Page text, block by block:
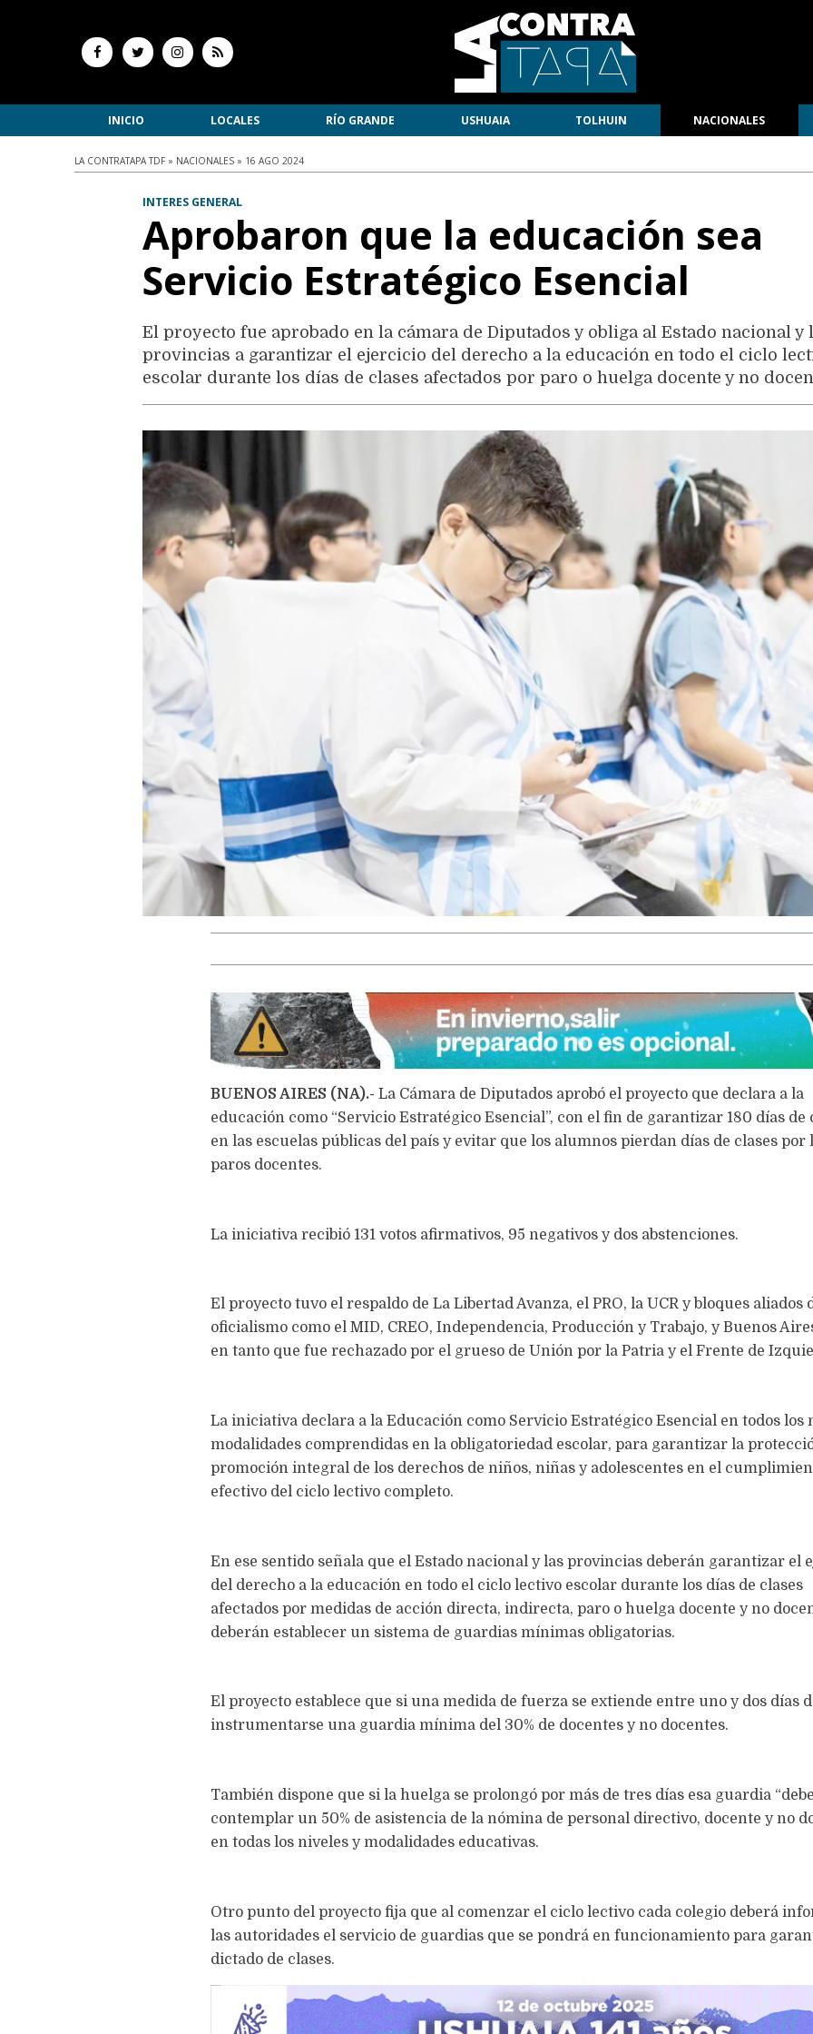
INICIO LOCALES RÍO GRANDE USHUAIA TOLHUIN NACIONALES
LA CONTRATAPA TDF » NACIONALES » 16 AGO 2024
INTERES GENERAL
Aprobaron que la educación sea
Servicio Estratégico Esencial
El proyecto fue aprobado en la cámara de Diputados y obliga al Estado nacional y
provincias a garantizar el ejercicio del derecho a la educación en todo el ciclo
escolar durante los días de clases afectados por paro o huelga docente y no
BUENOS AIRES (NA).- La Cámara de Diputados aprobó el proyecto que declara a la
educación como “Servicio Estratégico Esencial”, con el fin de garantizar 180 días de
en las escuelas públicas del país y evitar que los alumnos pierdan días de clases por
paros docentes.
La iniciativa recibió 131 votos afirmativos, 95 negativos y dos abstenciones.
El proyecto tuvo el respaldo de La Libertad Avanza, el PRO, la UCR y bloques aliados
oficialismo como el MID, CREO, Independencia, Producción y Trabajo, y Buenos
en tanto que fue rechazado por el grueso de Unión por la Patria y el Frente de
La iniciativa declara a la Educación como Servicio Estratégico Esencial en todos los
modalidades comprendidas en la obligatoriedad escolar, para garantizar la
promoción integral de los derechos de niños, niñas y adolescentes en el
efectivo del ciclo lectivo completo.
En ese sentido señala que el Estado nacional y las provincias deberán garantizar el
del derecho a la educación en todo el ciclo lectivo escolar durante los días de clases
afectados por medidas de acción directa, indirecta, paro o huelga docente y no
deberán establecer un sistema de guardias mínimas obligatorias.
El proyecto establece que si una medida de fuerza se extiende entre uno y dos días
instrumentarse una guardia mínima del 30% de docentes y no docentes.
También dispone que si la huelga se prolongó por más de tres días esa guardia
contemplar un 50% de asistencia de la nómina de personal directivo, docente y no
en todas los niveles y modalidades educativas.
Otro punto del proyecto fija que al comenzar el ciclo lectivo cada colegio deberá
las autoridades el servicio de guardias que se pondrá en funcionamiento para
dictado de clases.